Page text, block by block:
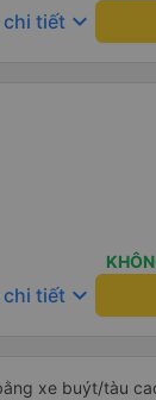
tiết keyboard_arrow_down
tiết keyboard_arrow_down
xe buýt/tàu